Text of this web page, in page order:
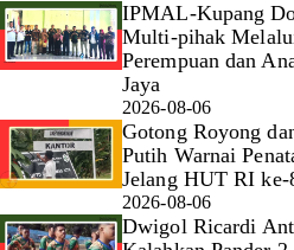
IPMAL-Kupang
Multi-pihak
Perempuan dan
Jaya
2026-08-06
Gotong Royong
Putih Warnai
Jelang HUT RI ke-
2026-08-06
Dwigol Ricardi